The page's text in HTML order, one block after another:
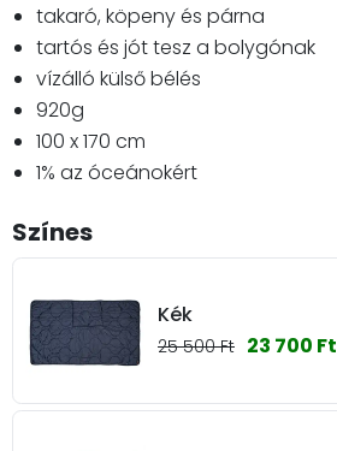
takaró, köpeny és párna
tartós és jót tesz a bolygónak
vízálló külső bélés
920g
100 x 170 cm
1% az óceánokért
Színes
Kék
25 500 Ft 23 700 Ft